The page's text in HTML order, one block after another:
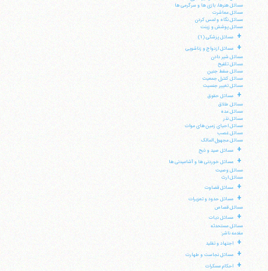
مسائل هنرها، بازی ها و سرگرمی ها
مسائل معاشرت
مسائل نگاه و لمس کردن
مسائل پوشش و زینت
+ مسائل پزشکی (1)
+
مسائل ازدواج و زناشویی
مسائل شیر دادن
مسائل تلقیح
مسائل سقط جنین
مسائل کنترل جمعیت
مسائل تغییر جنسیت
+
مسائل حقوق
مسائل طلاق
مسائل عده
مسائل نذر
مسائل احیای زمین های موات
مسائل غصب
مسائل مجهول المالک
+ مسائل صید و ذبح
+
مسائل خوردنی ها و آشامیدنی ها
مسائل وصیت
مسائل ارث
+ مسائل قضاوت
+
مسائل حدود و تعزیرات
مسائل قصاص
+
مسائل دیات
مسائل مستحدثه
مقدمه ناشر:
+ اجتهاد و تقلید
+ مسائل نجاست و طهارت
+ احکام مسکرات